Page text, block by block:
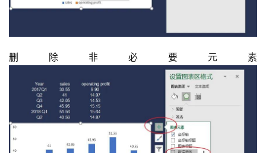
删除非必要元素